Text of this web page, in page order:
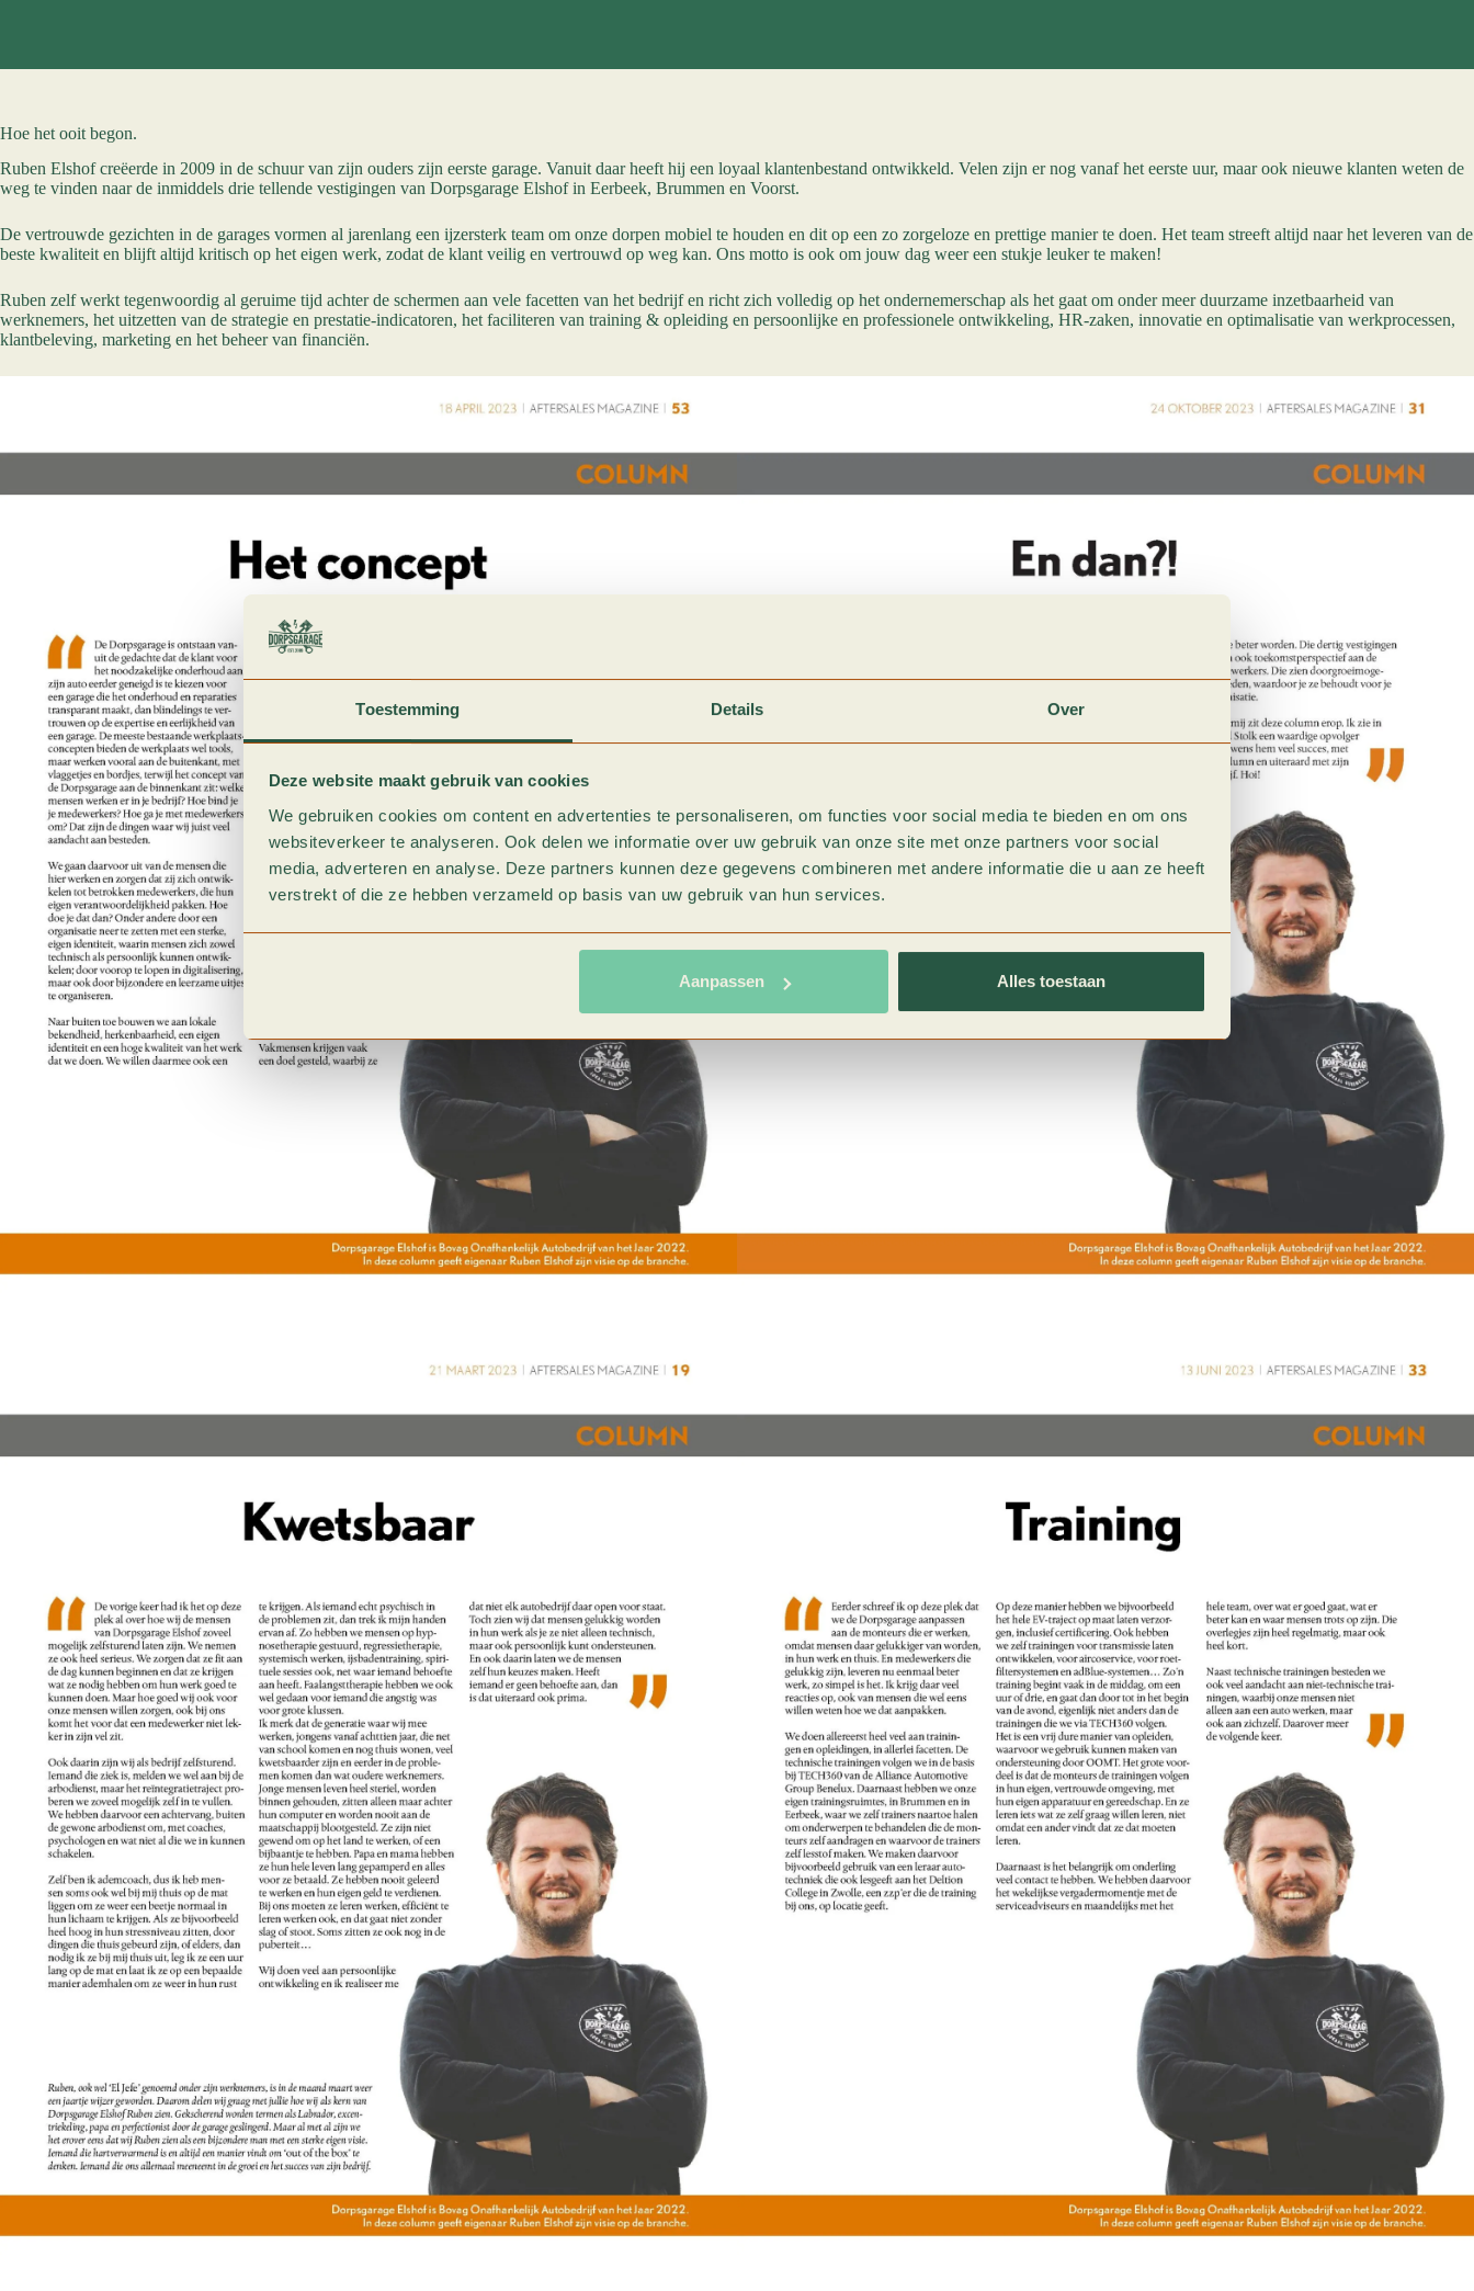
Toestemming Details Over
Deze website maakt gebruik van cookies
We gebruiken cookies om content en advertenties te personaliseren, om functies voor social media te bieden en om ons
websiteverkeer te analyseren. Ook delen we informatie over uw gebruik van onze site met onze partners voor social
media, adverteren en analyse. Deze partners kunnen deze gegevens combineren met andere informatie die u aan ze heeft
verstrekt of die ze hebben verzameld op basis van uw gebruik van hun services.
Aanpassen Alles toestaan
Hoe het ooit begon.
Ruben Elshof creëerde in 2009 in de schuur van zijn ouders zijn eerste garage. Vanuit daar heeft hij een loyaal klantenbestand ontwikkeld. Velen zijn er nog vanaf het eerste uur, maar ook nieuwe klanten weten de
weg te vinden naar de inmiddels drie tellende vestigingen van Dorpsgarage Elshof in Eerbeek, Brummen en Voorst.
De vertrouwde gezichten in de garages vormen al jarenlang een ijzersterk team om onze dorpen mobiel te houden en dit op een zo zorgeloze en prettige manier te doen. Het team streeft altijd naar het leveren van de
beste kwaliteit en blijft altijd kritisch op het eigen werk, zodat de klant veilig en vertrouwd op weg kan. Ons motto is ook om jouw dag weer een stukje leuker te maken!
Ruben zelf werkt tegenwoordig al geruime tijd achter de schermen aan vele facetten van het bedrijf en richt zich volledig op het ondernemerschap als het gaat om onder meer duurzame inzetbaarheid van
werknemers, het uitzetten van de strategie en prestatie-indicatoren, het faciliteren van training & opleiding en persoonlijke en professionele ontwikkeling, HR-zaken, innovatie en optimalisatie van werkprocessen,
klantbeleving, marketing en het beheer van financiën.